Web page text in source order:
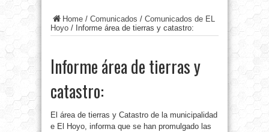
Home / Comunicados / Comunicados de EL
Hoyo / Informe área de tierras y catastro:
Informe área de tierras y
catastro:
El área de tierras y Catastro de la municipalidad
e El Hoyo, informa que se han promulgado las